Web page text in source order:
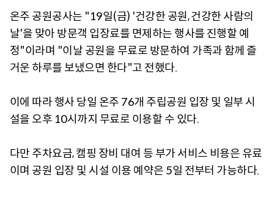
온주 공원공사는 "19일(금) '건강한 공원, 건강한 사람의
날'을 맞아 방문객 입장료를 면제하는 행사를 진행할 예
정"이라며 "이날 공원을 무료로 방문하여 가족과 함께 즐
거운 하루를 보냈으면 한다"고 전했다.
이에 따라 행사 당일 온주 76개 주립공원 입장 및 일부 시
설을 오후 10시까지 무료로 이용할 수 있다.
다만 주차요금, 캠핑 장비 대여 등 부가 서비스 비용은 유료
이며 공원 입장 및 시설 이용 예약은 5일 전부터 가능하다.